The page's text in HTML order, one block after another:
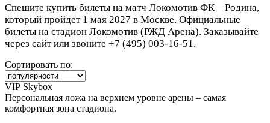
Спешите купить билеты на матч Локомотив ФК – Родина,
который пройдет 1 мая 2027 в Москве. Официальные
билеты на стадион Локомотив (РЖД Арена). Заказывайте
через сайт или звоните +7 (495) 003-16-51.
Сортировать по:
VIP Skybox
Персональная ложа на верхнем уровне арены – самая
комфортная зона стадиона.